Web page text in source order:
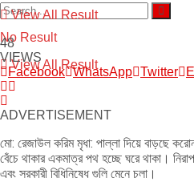
No Result
View All Result
View All Result
48
VIEWS
Facebook WhatsApp Twitter
ADVERTISEMENT
মো: রেজাউল করিম মৃধা: পাল্লা দিয়ে বাড়ছে
বেঁচে থাকার একমাত্র পথ হচ্ছে ঘরে থাকা।
এবং সরকারী বিধিনিষেধ গুলি মেনে চলা।